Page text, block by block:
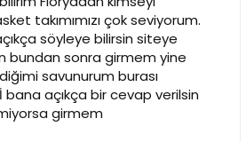
takımımızı çok seviyorum.
söyleye bilirsin siteye
bundan sonra girmem yine
savunurum burası
bana açıkça bir cevap verilsin
girmem